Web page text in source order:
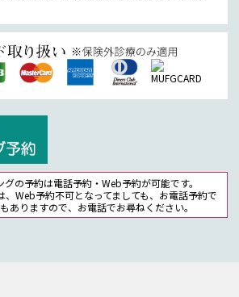
の予約は電話予約・Web予約が可能です。
、Web予約不可となってましても、お電話予約で
ありますので、お電話でお尋ねください。